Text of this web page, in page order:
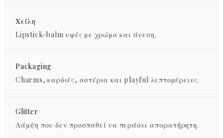
Χείλη
Lipstick-balm υφές με χρώμα και άνεση.
Packaging
Charms, καρδιές, αστέρια και playful λεπτομέρειες.
Glitter
Λάμψη που δεν προσπαθεί να περάσει απαρατήρητη.